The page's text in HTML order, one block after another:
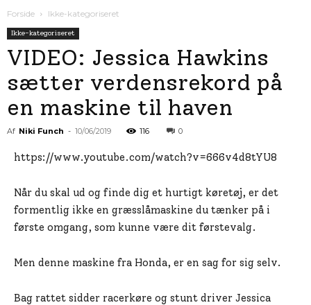
Forside Ikke-kategoriseret
Ikke-kategoriseret
VIDEO: Jessica Hawkins
sætter verdensrekord på
en maskine til haven
Af Niki Funch - 10/06/2019 116 0
https://www.youtube.com/watch?v=666v4d8tYU8
Når du skal ud og finde dig et hurtigt køretøj, er det
formentlig ikke en græsslåmaskine du tænker på i
første omgang, som kunne være dit førstevalg.
Men denne maskine fra Honda, er en sag for sig selv.
Bag rattet sidder racerkøre og stunt driver Jessica